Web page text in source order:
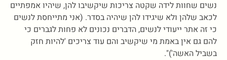
נשים שחוות לידה שקטה צריכות שיקשיבו להן, שיהיו אמפתיים
לכאב שלהן ולא שיגידו להן שיהיה בסדר. (אני מתייחסת לנשים
כי זה אתר ייעודי לנשים, הדברים נכונים לא פחות לגברים כי
להם גם אין באמת מי שיקשיב והם עוד צריכים 'להיות חזק
בשביל האשה')".